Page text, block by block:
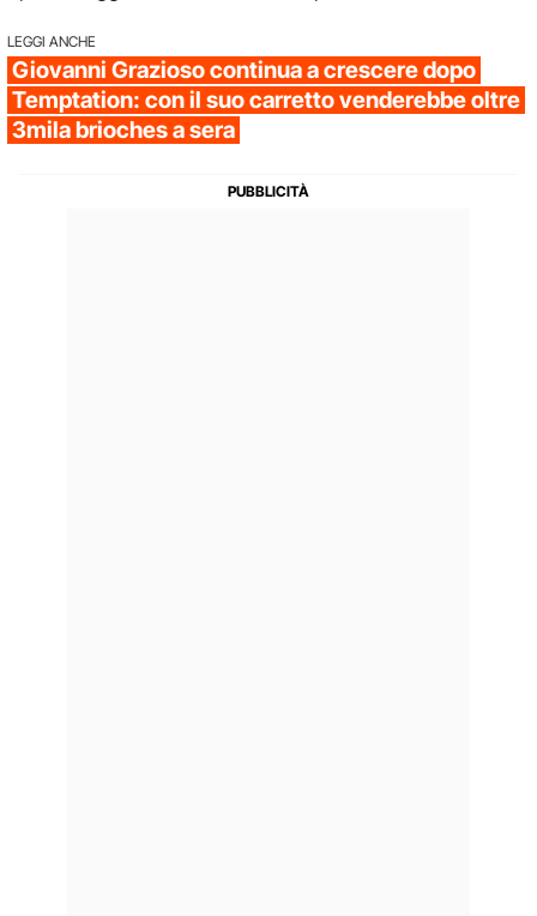
LEGGI ANCHE
Giovanni Grazioso continua a crescere dopo
Temptation: con il suo carretto venderebbe oltre
3mila brioches a sera